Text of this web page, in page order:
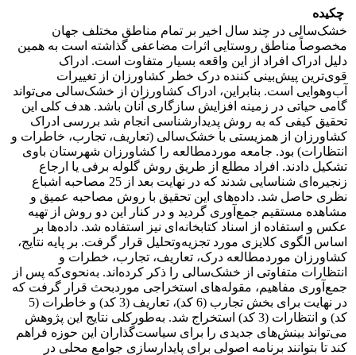
چکیده
خشک‌سالی در چند سال اخیر بر تمام مناطق مختلف جهان
مخصوصاً مناطق روستایی اثرات مضاعفی گذاشته است به همین
دلیل ادراک افراد از این واقعه بسیار متفاوت است. ادراک
قوی‌ترین پیش‌بینی کننده درک خطر کشاورزان از تغییرات
آب‌وهوایی است. بنابراین، ادراک کشاورزان از خشک‌سالی می‌تواند
گامی حیاتی در زمینه افزایش سازگاری آنان باشد. هدف کلی این
تحقیق کیفی که به روش پدیدارشناسی انجام شد بررسی ادراک
کشاورزان از همزیستی با خشک‌سالی (تعاریف، تجارب، خاطرات و
انتظارات) بود. جامعه موردمطالعه را کشاورزان شهرستان باوی
تشکیل دادند. افراد مطلع از طریق روش گلوله برفی یا ارجاع
زنجیره‌ای شناسایی شدند که در نهایت بعد از 25 مصاحبه اشباع
نظری حاصل شد. داده‌های این تحقیق با روش مصاحبه عمیق و
مشاهده مستقیم جمع‌آوری گردید و در کنار این دو روش از تهیه
عکس و استفاده از اسناد کتابخانه‌ای نیز استفاده شد. داده‌ها بر
اساس الگوی کلایزی مورد تجزیه‌وتحلیل قرار گرفت. بر پایه نتایج،
کشاورزان موردمطالعه درک، تعاریف، تجارب، خطرات و
انتظارات متفاوتی از خشک‌سالی را ذکر کرده‌اند. به‌نحوی‌که پس از
جمع‌آوری مفاهیم، مقوله‌های استخراجی موردبحث قرار گرفت که
در نهایت برای بخش تجارب (6 کد)، تعاریف (3 کد) و خاطرات (5
کد) و انتظارات (3 کد) استخراج شد. به‌طورکلی نتایج این پژوهش
می‌تواند بینش‌های جدیدی را برای سیاست‌گذاران این حوزه فراهم
کند تا بتوانند برنامه اصولی برای پایدارسازی جوامع محلی در